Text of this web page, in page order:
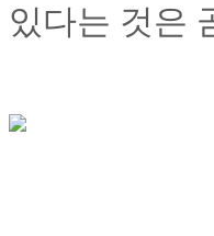
있다는 것은